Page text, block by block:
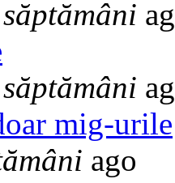
mig-urile
ago